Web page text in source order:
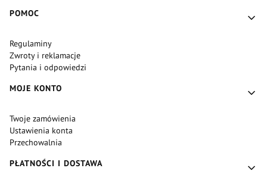
Linki w stopce
POMOC
Regulaminy
Zwroty i reklamacje
Pytania i odpowiedzi
MOJE KONTO
Twoje zamówienia
Ustawienia konta
Przechowalnia
PŁATNOŚCI I DOSTAWA